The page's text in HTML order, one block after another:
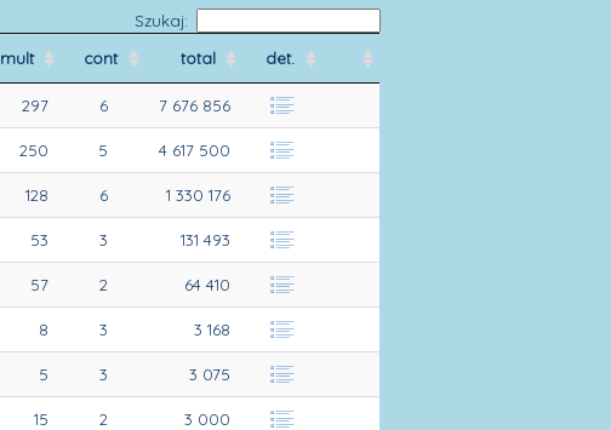
Szukaj:
mult cont total det.
297 6 7 676 856
250 5 4 617 500
128 6 1 330 176
53 3 131 493
57 2 64 410
8 3 3 168
5 3 3 075
15 2 3 000